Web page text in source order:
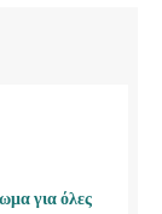
για όλες